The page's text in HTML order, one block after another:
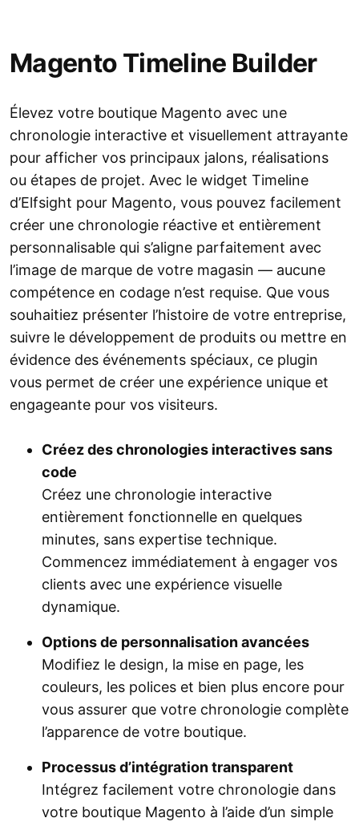
Magento Timeline Builder
Élevez votre boutique Magento avec une
chronologie interactive et visuellement attrayante
pour afficher vos principaux jalons, réalisations
ou étapes de projet. Avec le widget Timeline
d’Elfsight pour Magento, vous pouvez facilement
créer une chronologie réactive et entièrement
personnalisable qui s’aligne parfaitement avec
l’image de marque de votre magasin — aucune
compétence en codage n’est requise. Que vous
souhaitiez présenter l’histoire de votre entreprise,
suivre le développement de produits ou mettre en
évidence des événements spéciaux, ce plugin
vous permet de créer une expérience unique et
engageante pour vos visiteurs.
Créez des chronologies interactives sans
code
Créez une chronologie interactive
entièrement fonctionnelle en quelques
minutes, sans expertise technique.
Commencez immédiatement à engager vos
clients avec une expérience visuelle
dynamique.
Options de personnalisation avancées
Modifiez le design, la mise en page, les
couleurs, les polices et bien plus encore pour
vous assurer que votre chronologie complète
l’apparence de votre boutique.
Processus d’intégration transparent
Intégrez facilement votre chronologie dans
votre boutique Magento à l’aide d’un simple